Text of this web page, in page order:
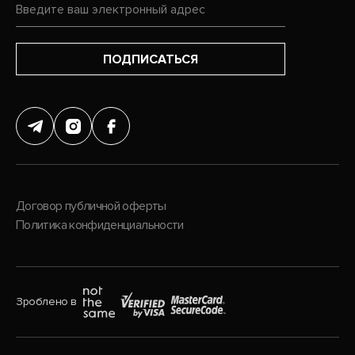
ПОДПИСАТЬСЯ
Договор публичной оферты
Политика конфиденциальности
Зроблено в